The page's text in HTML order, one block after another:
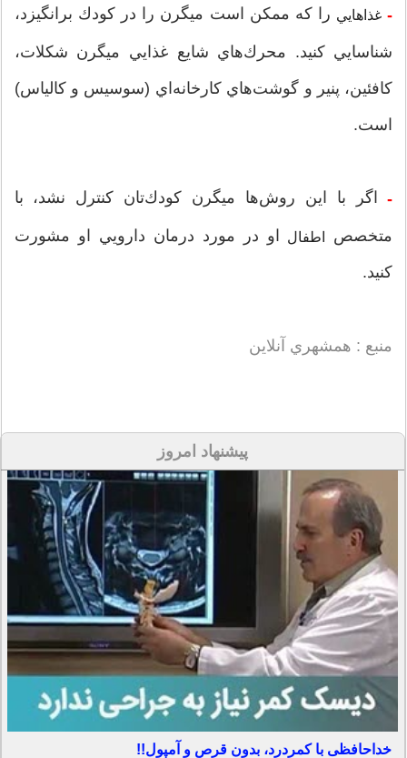
- غذاهايي را كه ممكن است ميگرن را در كودك برانگيزد،
شناسايي كنيد. محرك‌هاي شايع غذايي ميگرن شكلات،
كافئين، پنير و گوشت‌هاي كارخانه‌اي (سوسيس و كالياس)
است.
-اگر با اين روش‌ها ميگرن كودك‌تان كنترل نشد،‌ با
متخصص اطفال
او در مورد درمان دارويي او مشورت
كنيد.
منبع : همشهري آنلاين
پیشنهاد امروز
خداحافظی با کمردرد، بدون قرص و آمپول!!